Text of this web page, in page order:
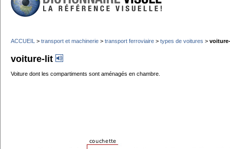
ACCUEIL > transport et machinerie > transport ferroviaire > types de voitures >
voiture-lit
Voiture dont les compartiments sont aménagés en chambre.